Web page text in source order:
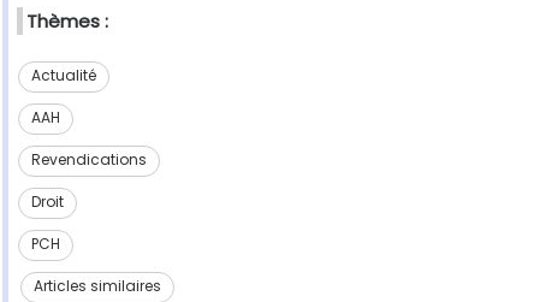
Thèmes :
Actualité
AAH
Revendications
Droit
PCH
Articles similaires